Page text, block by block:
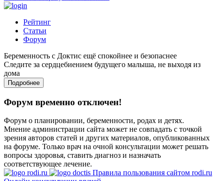
Рейтинг
Статьи
Форум
Беременность с Доктис ещё спокойнее и безопаснее
Следите за сердцебиением будущего малыша, не выходя из
дома
Подробнее
Форум временно отключен!
Форум о планировании, беременности, родах и детях.
Мнение администрации сайта может не совпадать с точкой
зрения авторов статей и других материалов, опубликованных
на форуме. Только врач на очной консультации может решать
вопросы здоровья, ставить диагноз и назначать
соответствующее лечение.
Правила пользования сайтом rodi.ru